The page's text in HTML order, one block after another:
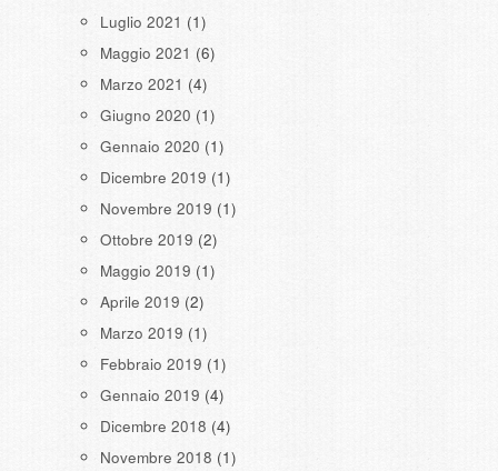
Luglio 2021 (1)
Maggio 2021 (6)
Marzo 2021 (4)
Giugno 2020 (1)
Gennaio 2020 (1)
Dicembre 2019 (1)
Novembre 2019 (1)
Ottobre 2019 (2)
Maggio 2019 (1)
Aprile 2019 (2)
Marzo 2019 (1)
Febbraio 2019 (1)
Gennaio 2019 (4)
Dicembre 2018 (4)
Novembre 2018 (1)